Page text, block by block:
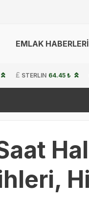
EMLAK HABERLERİ
STERLIN 64.45 ₺